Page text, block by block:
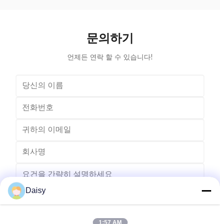
W x H) 500 x 900 x 1200mm (2) Application Electric
문의하기
언제든 연락 할 수 있습니다!
Daisy
1:57 AM